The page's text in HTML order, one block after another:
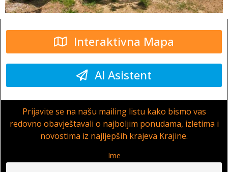
Interaktivna Mapa
AI Asistent
Prijavite se na našu mailing listu kako bismo vas
redovno obavještavali o najboljim ponudama, izletima i
novostima iz najljepših krajeva Krajine.
Ime